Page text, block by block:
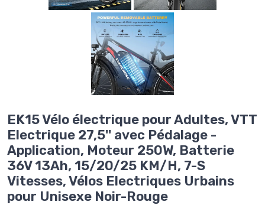
EK15 Vélo électrique pour Adultes, VTT
Electrique 27,5'' avec Pédalage -
Application, Moteur 250W, Batterie
36V 13Ah, 15/20/25 KM/H, 7-S
Vitesses, Vélos Electriques Urbains
pour Unisexe Noir-Rouge